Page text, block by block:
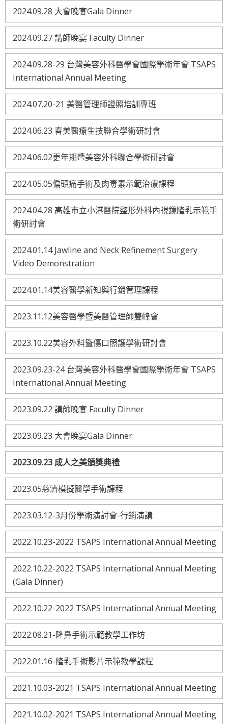
2024.09.28 大會晚宴Gala Dinner
2024.09.27 講師晚宴 Faculty Dinner
2024.09.28-29 台灣美容外科醫學會國際學術年會 TSAPS
International Annual Meeting
2024.07.20-21 美醫管理師證照培訓專班
2024.06.23 春美醫療生技聯合學術研討會
2024.06.02更年期暨美容外科聯合學術研討會
2024.05.05偏頭痛手術及肉毒素示範治療課程
2024.04.28 高雄市立小港醫院整形外科內視鏡隆乳示範手
術研討會
2024.01.14 Jawline and Neck Refinement Surgery
Video Demonstration
2024.01.14美容醫學新知與行銷管理課程
2023.11.12美容醫學暨美醫管理師雙峰會
2023.10.22美容外科暨傷口照護學術研討會
2023.09.23-24 台灣美容外科醫學會國際學術年會 TSAPS
International Annual Meeting
2023.09.22 講師晚宴 Faculty Dinner
2023.09.23 大會晚宴Gala Dinner
2023.09.23 成人之美頒獎典禮
2023.05慈濟模擬醫學手術課程
2023.03.12-3月份學術演討會-行銷演講
2022.10.23-2022 TSAPS International Annual Meeting
2022.10.22-2022 TSAPS International Annual Meeting
(Gala Dinner)
2022.10.22-2022 TSAPS International Annual Meeting
2022.08.21-隆鼻手術示範教學工作坊
2022.01.16-隆乳手術影片示範教學課程
2021.10.03-2021 TSAPS International Annual Meeting
2021.10.02-2021 TSAPS International Annual Meeting